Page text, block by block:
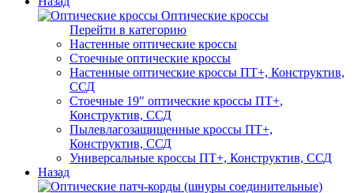
Оптические кроссы
Перейти в категорию
Настенные оптические кроссы
Стоечные оптические кроссы
Настенные оптические кроссы ПТ+, Конструктив,
ССД
Стоечные 19" оптические кроссы ПТ+,
Конструктив, ССД
Пылевлагозащищенные кроссы ПТ+,
Конструктив, ССД
Универсальные кроссы ПТ+, Конструктив, ССД
Назад